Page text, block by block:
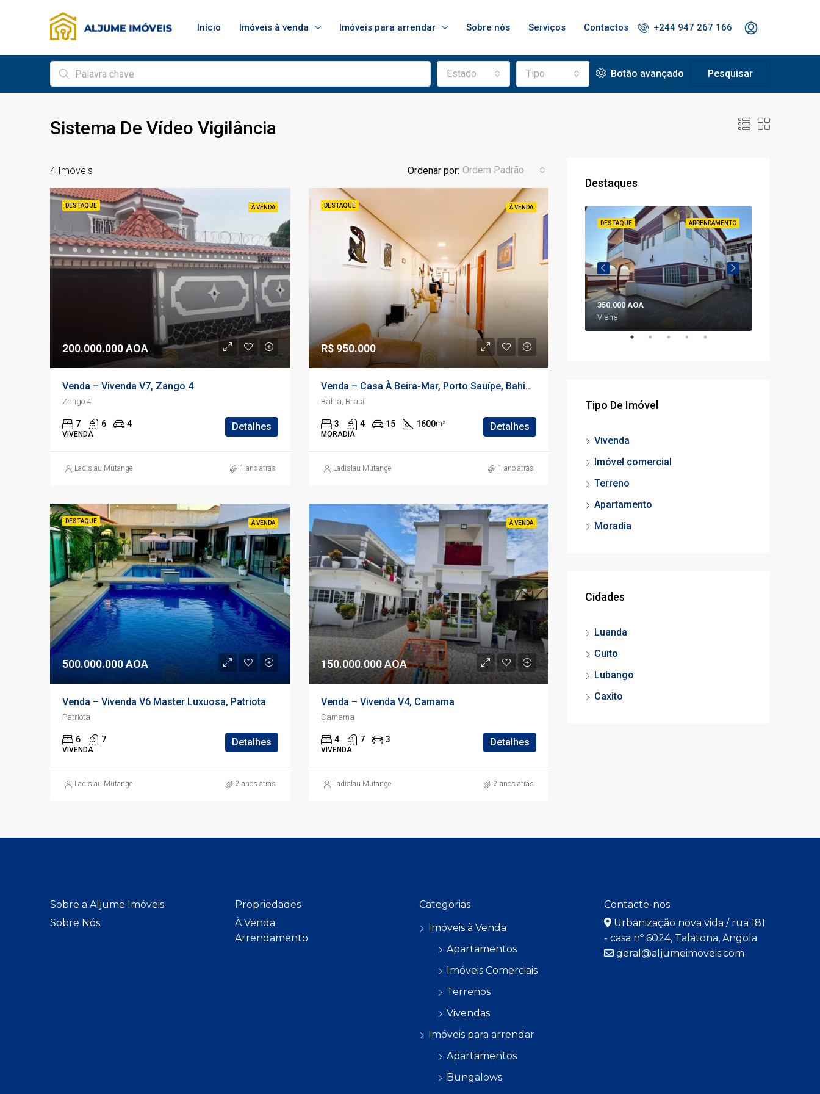
Início Imóveis à venda Imóveis para arrendar Sobre nós Serviços Contactos +244 947 267 166
Estado Tipo Botão avançado Pesquisar
Sistema De Vídeo Vigilância
4 Imóveis Ordenar por: Ordem Padrão
DESTAQUE À VENDA
200.000.000 AOA
Venda – Vivenda V7, Zango 4
Zango 4
7 6 4
VIVENDA
Detalhes
Ladislau Mutange 1 ano atrás
DESTAQUE À VENDA
R$ 950.000
Venda – Casa À Beira-Mar, Porto Sauípe, Bahia, Brasil
Bahia, Brasil
3 4 15 1600m²
MORADIA
Detalhes
Ladislau Mutange 1 ano atrás
DESTAQUE À VENDA
500.000.000 AOA
Venda – Vivenda V6 Master Luxuosa, Patriota
Patriota
6 7
VIVENDA
Detalhes
Ladislau Mutange 2 anos atrás
À VENDA
150.000.000 AOA
Venda – Vivenda V4, Camama
Camama
4 7 3
VIVENDA
Detalhes
Ladislau Mutange 2 anos atrás
Destaques
400.000.000 AOA
Ilha de Luanda
ARRENDAMENTO
DESTAQUE
350.000 AOA
Viana
Tipo De Imóvel
Vivenda
Imóvel comercial
Terreno
Apartamento
Moradia
Cidades
Luanda
Cuito
Lubango
Caxito
Sobre a Aljume Imóveis
Sobre Nós
Propriedades
À Venda
Arrendamento
Categorias
Imóveis à Venda
Apartamentos
Imóveis Comerciais
Terrenos
Vivendas
Imóveis para arrendar
Apartamentos
Bungalows
Contacte-nos
Urbanização nova vida / rua 181
- casa nº 6024, Talatona, Angola
geral@aljumeimoveis.com